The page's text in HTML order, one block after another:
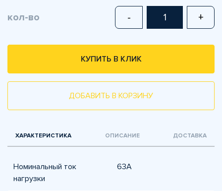
кол-во - +
КУПИТЬ В КЛИК
ДОБАВИТЬ В КОРЗИНУ
ХАРАКТЕРИСТИКА ОПИСАНИЕ ДОСТАВКА
Номинальный ток
нагрузки
63A